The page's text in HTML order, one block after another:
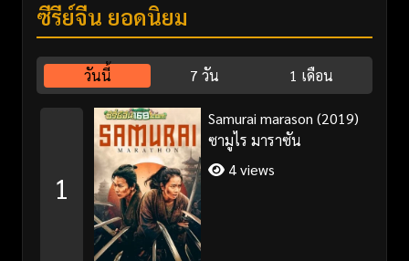
ซีรี่ย์จีน ยอดนิยม
วันนี้ 7 วัน 1 เดือน
1
Samurai marason (2019)
ซามูไร มาราซัน
4 views